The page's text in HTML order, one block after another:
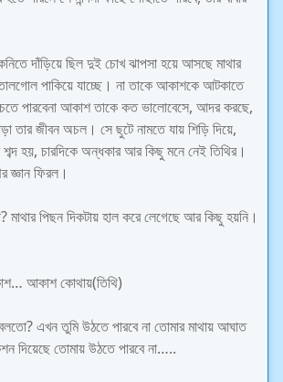
দাঁড়িয়ে ছিল দুই চোখ ঝাপসা হয়ে আসছে মাথার
পাকিয়ে যাচ্ছে। না তাকে আকাশকে আটকাতে
পারবেনা আকাশ তাকে কত ভালোবেসে, আদর করছে,
তার জীবন অচল। সে ছুটে নামতে যায় শিড়ি দিয়ে,
হয়, চারদিকে অন্ধকার আর কিছু মনে নেই তিথির।
জ্ঞান ফিরল।
পিছন দিকটায় হাল করে লেগেছে আর কিছু হয়নি।
আকাশ কোথায়(তিথি)
এখন তুমি উঠতে পারবে না তোমার মাথায় আঘাত
দিয়েছে তোমায় উঠতে পারবে না…..